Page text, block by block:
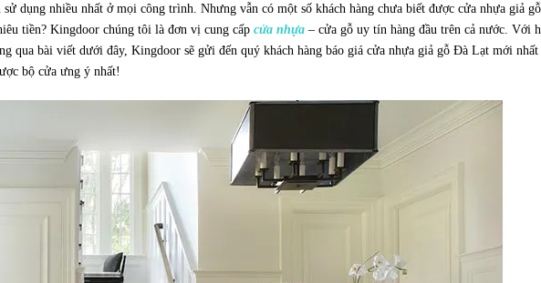
dụng nhiều nhất ở mọi công trình. Nhưng vẫn có một số khách hàng chưa biết được cửa nhựa giả gỗ
tiền? Kingdoor chúng tôi là đơn vị cung cấp cửa nhựa – cửa gỗ uy tín hàng đầu trên cả nước. Với
qua bài viết dưới đây, Kingdoor sẽ gửi đến quý khách hàng báo giá cửa nhựa giả gỗ Đà Lạt mới nhất
bộ cửa ưng ý nhất!